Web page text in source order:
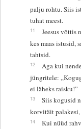
palju rohtu. Siis
tuhat meest.
11
Jeesus võttis
kes maas istusid,
tahtsid.
12
Aga kui
jüngritele:
ei läheks raisku!”
13
Siis kogusid
korvitäit
14
Kui nüüd